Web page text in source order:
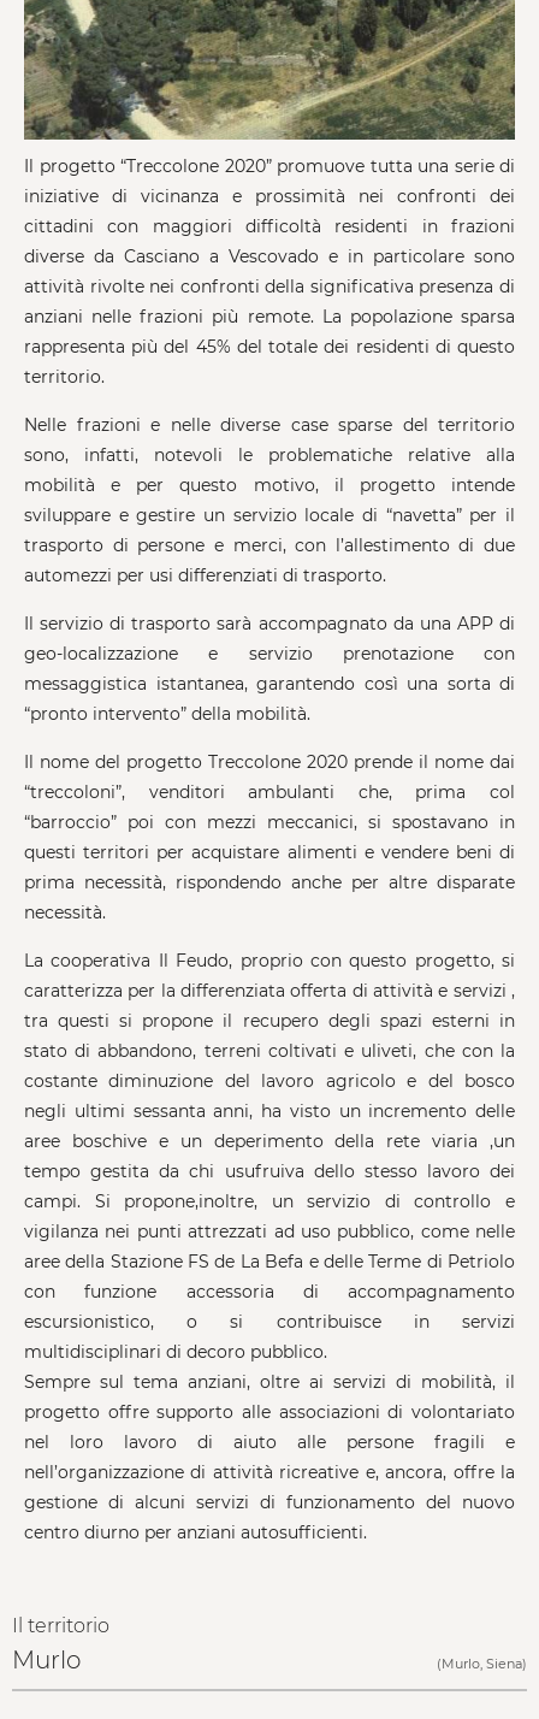
Il progetto “Treccolone 2020” promuove tutta una serie di
iniziative di vicinanza e prossimità nei confronti dei
cittadini con maggiori difficoltà residenti in frazioni
diverse da Casciano a Vescovado e in particolare sono
attività rivolte nei confronti della significativa presenza di
anziani nelle frazioni più remote. La popolazione sparsa
rappresenta più del 45% del totale dei residenti di questo
territorio.
Nelle frazioni e nelle diverse case sparse del territorio
sono, infatti, notevoli le problematiche relative alla
mobilità e per questo motivo, il progetto intende
sviluppare e gestire un servizio locale di “navetta” per il
trasporto di persone e merci, con l’allestimento di due
automezzi per usi differenziati di trasporto.
Il servizio di trasporto sarà accompagnato da una APP di
geo-localizzazione e servizio prenotazione con
messaggistica istantanea, garantendo così una sorta di
“pronto intervento” della mobilità.
Il nome del progetto Treccolone 2020 prende il nome dai
“treccoloni”, venditori ambulanti che, prima col
“barroccio” poi con mezzi meccanici, si spostavano in
questi territori per acquistare alimenti e vendere beni di
prima necessità, rispondendo anche per altre disparate
necessità.
La cooperativa Il Feudo, proprio con questo progetto, si
caratterizza per la differenziata offerta di attività e servizi ,
tra questi si propone il recupero degli spazi esterni in
stato di abbandono, terreni coltivati e uliveti, che con la
costante diminuzione del lavoro agricolo e del bosco
negli ultimi sessanta anni, ha visto un incremento delle
aree boschive e un deperimento della rete viaria ,un
tempo gestita da chi usufruiva dello stesso lavoro dei
campi. Si propone,inoltre, un servizio di controllo e
vigilanza nei punti attrezzati ad uso pubblico, come nelle
aree della Stazione FS de La Befa e delle Terme di Petriolo
con funzione accessoria di accompagnamento
escursionistico, o si contribuisce in servizi
multidisciplinari di decoro pubblico.
Sempre sul tema anziani, oltre ai servizi di mobilità, il
progetto offre supporto alle associazioni di volontariato
nel loro lavoro di aiuto alle persone fragili e
nell’organizzazione di attività ricreative e, ancora, offre la
gestione di alcuni servizi di funzionamento del nuovo
centro diurno per anziani autosufficienti.
Il territorio
Murlo (Murlo, Siena)